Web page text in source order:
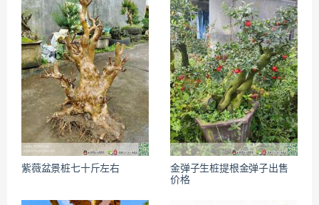
紫薇盆景桩七十斤左右
金弹子生桩提根金弹子出售
价格